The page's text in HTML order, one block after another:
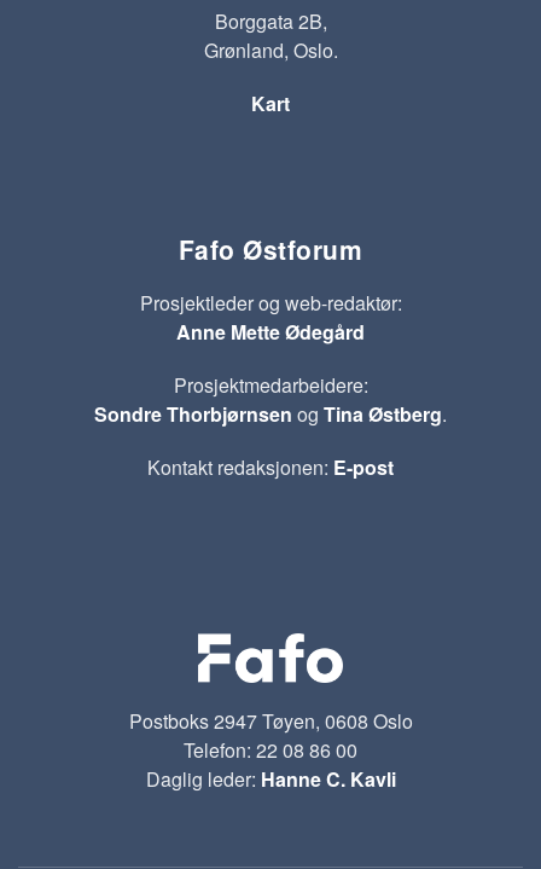
Borggata 2B,
Grønland, Oslo.
Kart
Fafo Østforum
Prosjektleder og web-redaktør:
Anne Mette Ødegård
Prosjektmedarbeidere:
Sondre Thorbjørnsen og Tina Østberg.
Kontakt redaksjonen: E-post
Postboks 2947 Tøyen, 0608 Oslo
Telefon: 22 08 86 00
Daglig leder: Hanne C. Kavli